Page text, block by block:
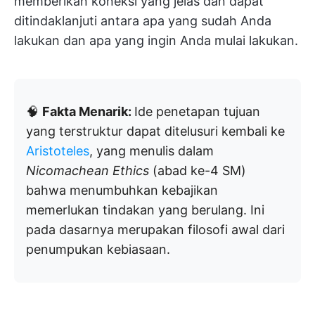
ditindaklanjuti antara apa yang sudah Anda
lakukan dan apa yang ingin Anda mulai lakukan.
🧠 Fakta Menarik: Ide penetapan tujuan
yang terstruktur dapat ditelusuri kembali ke
Aristoteles, yang menulis dalam
Nicomachean Ethics (abad ke-4 SM)
bahwa menumbuhkan kebajikan
memerlukan tindakan yang berulang. Ini
pada dasarnya merupakan filosofi awal dari
penumpukan kebiasaan.